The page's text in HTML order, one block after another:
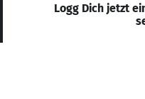
Logg Dich jetzt